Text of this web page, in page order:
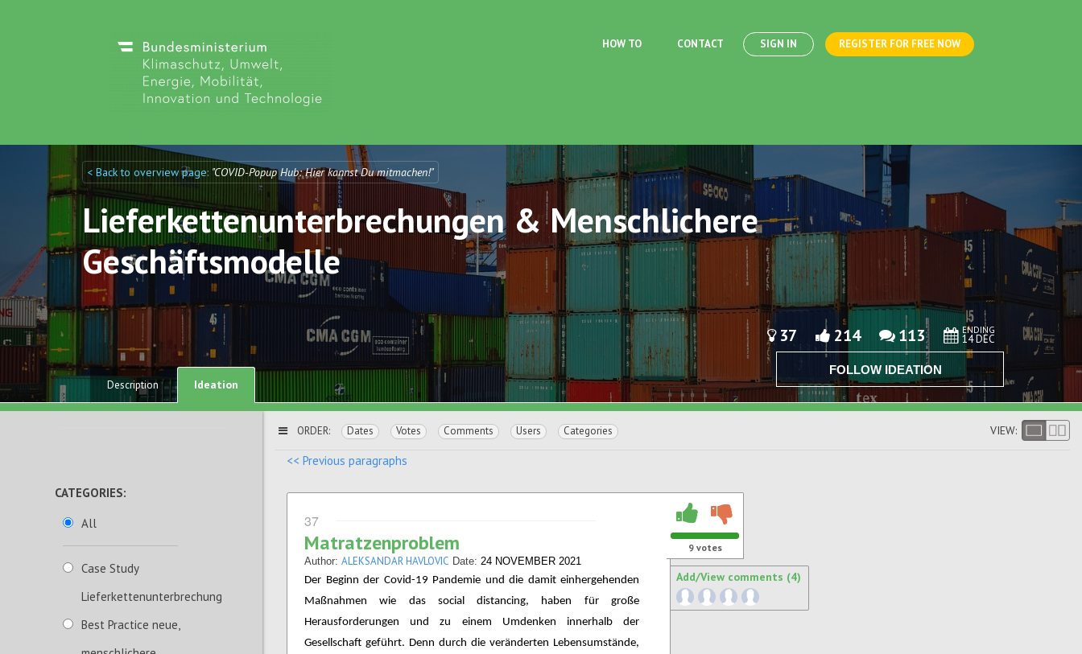
HOW TO CONTACT SIGN IN REGISTER FOR FREE NOW
Discuto
< Back to overview page: "COVID-Popup Hub: Hier kannst Du mitmachen!"
Lieferkettenunterbrechungen & Menschlichere
Geschäftsmodelle
37 214 113 ENDING
14 DEC
FOLLOW IDEATION
Description
Ideation
CATEGORIES:
All
Case Study
Lieferkettenunterbrechung
Best Practice neue,
ORDER: Dates Votes Comments Users Categories VIEW:
<< Previous paragraphs
37
Matratzenproblem
Author: ALEKSANDAR HAVLOVIC Date: 24 NOVEMBER 2021
Der Beginn der Covid-19 Pandemie und die damit einhergehenden
Maßnahmen wie das social distancing, haben für große
Herausforderungen und zu einem Umdenken innerhalb der
Gesellschaft geführt. Denn durch die veränderten Lebensumstände,
9votes
Add/View comments (4)